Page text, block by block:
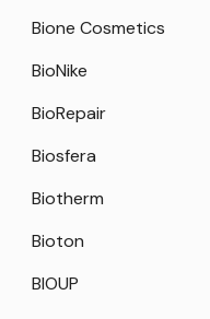
Bione Cosmetics
BioNike
BioRepair
Biosfera
Biotherm
Bioton
BIOUP